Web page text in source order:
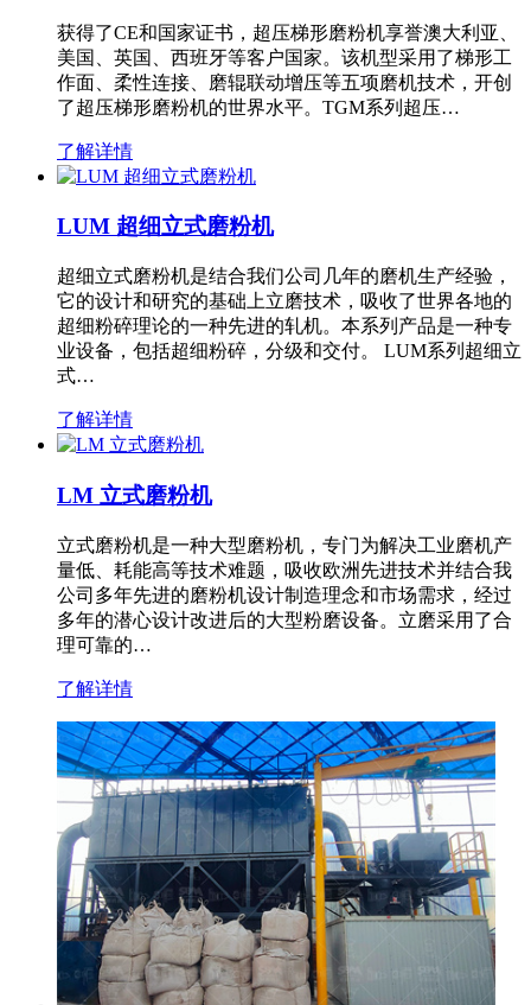
获得了CE和国家证书，超压梯形磨粉机享誉澳大利亚、
美国、英国、西班牙等客户国家。该机型采用了梯形工
作面、柔性连接、磨辊联动增压等五项磨机技术，开创
了超压梯形磨粉机的世界水平。TGM系列超压…
了解详情
LUM 超细立式磨粉机
超细立式磨粉机是结合我们公司几年的磨机生产经验，
它的设计和研究的基础上立磨技术，吸收了世界各地的
超细粉碎理论的一种先进的轧机。本系列产品是一种专
业设备，包括超细粉碎，分级和交付。 LUM系列超细立
式…
了解详情
LM 立式磨粉机
立式磨粉机是一种大型磨粉机，专门为解决工业磨机产
量低、耗能高等技术难题，吸收欧洲先进技术并结合我
公司多年先进的磨粉机设计制造理念和市场需求，经过
多年的潜心设计改进后的大型粉磨设备。立磨采用了合
理可靠的…
了解详情